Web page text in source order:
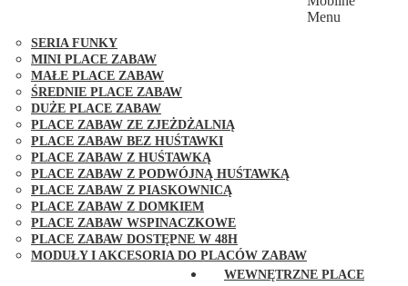
SERIA FUNKY
MINI PLACE ZABAW
MAŁE PLACE ZABAW
ŚREDNIE PLACE ZABAW
DUŻE PLACE ZABAW
PLACE ZABAW ZE ZJEŻDŻALNIĄ
PLACE ZABAW BEZ HUŚTAWKI
PLACE ZABAW Z HUŚTAWKĄ
PLACE ZABAW Z PODWÓJNĄ HUŚTAWKĄ
PLACE ZABAW Z PIASKOWNICĄ
PLACE ZABAW Z DOMKIEM
PLACE ZABAW WSPINACZKOWE
PLACE ZABAW DOSTĘPNE W 48H
MODUŁY I AKCESORIA DO PLACÓW ZABAW
Menu
WEWNĘTRZNE PLACE